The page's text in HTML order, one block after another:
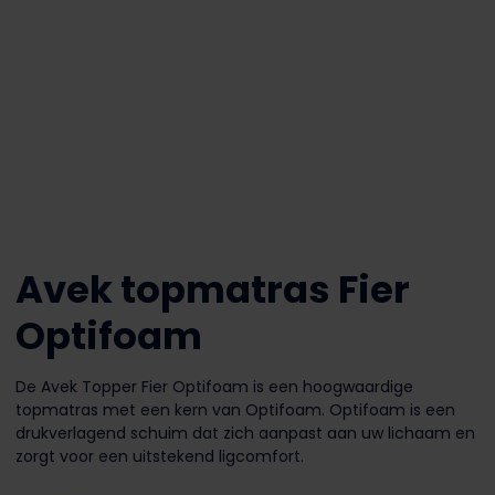
Avek topmatras Fier
Optifoam
De Avek Topper Fier Optifoam is een hoogwaardige
topmatras met een kern van Optifoam. Optifoam is een
drukverlagend schuim dat zich aanpast aan uw lichaam en
zorgt voor een uitstekend ligcomfort.